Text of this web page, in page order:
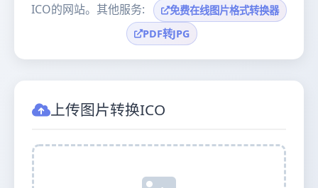
ICO的网站。其他服务:
免费在线图片格式转换器
PDF转JPG
上传图片转换ICO